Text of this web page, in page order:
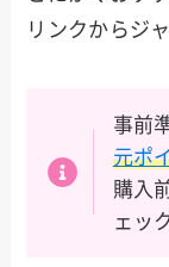
リンクからジ
事前
元ポ
購入
ェッ